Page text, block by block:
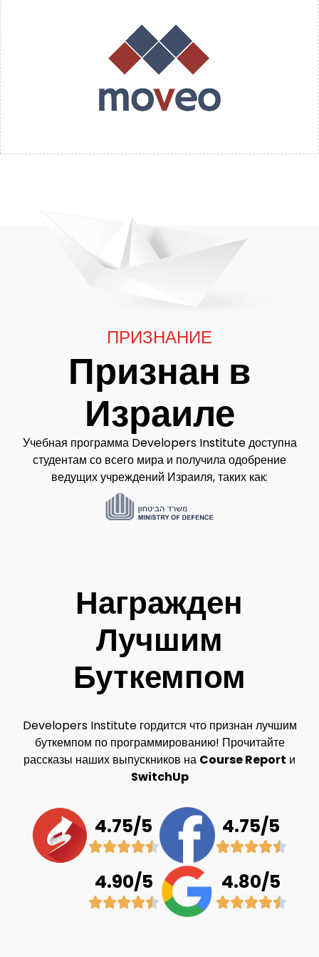
ПРИЗНАНИЕ
Признан в
Израиле
Учебная программа Developers Institute доступна
студентам со всего мира и получила одобрение
ведущих учреждений Израиля, таких как:
Награжден
Лучшим
Буткемпом
Developers Institute гордится что признан лучшим
буткемпом по программированию! Прочитайте
рассказы наших выпускников на Course Report и
SwitchUp
4.75/5 4.75/5
4.90/5 4.80/5